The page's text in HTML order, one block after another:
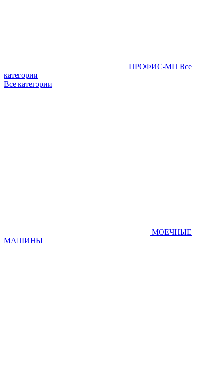
ПРОФИС-МП Все
категории
Все категории
МОЕЧНЫЕ
МАШИНЫ